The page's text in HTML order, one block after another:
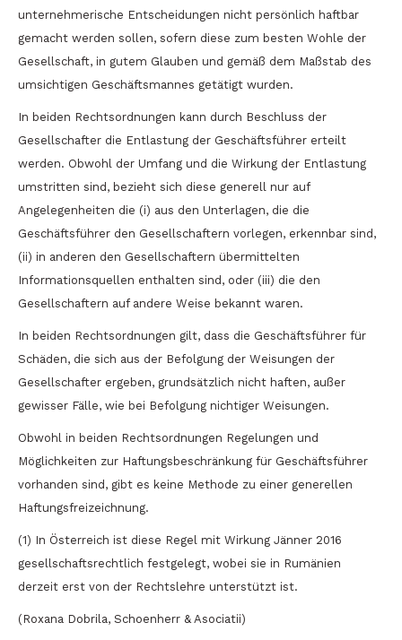
unternehmerische Entscheidungen nicht persönlich haftbar
gemacht werden sollen, sofern diese zum besten Wohle der
Gesellschaft, in gutem Glauben und gemäß dem Maßstab des
umsichtigen Geschäftsmannes getätigt wurden.
In beiden Rechtsordnungen kann durch Beschluss der
Gesellschafter die Entlastung der Geschäftsführer erteilt
werden. Obwohl der Umfang und die Wirkung der Entlastung
umstritten sind, bezieht sich diese generell nur auf
Angelegenheiten die (i) aus den Unterlagen, die die
Geschäftsführer den Gesellschaftern vorlegen, erkennbar sind,
(ii) in anderen den Gesellschaftern übermittelten
Informationsquellen enthalten sind, oder (iii) die den
Gesellschaftern auf andere Weise bekannt waren.
In beiden Rechtsordnungen gilt, dass die Geschäftsführer für
Schäden, die sich aus der Befolgung der Weisungen der
Gesellschafter ergeben, grundsätzlich nicht haften, außer
gewisser Fälle, wie bei Befolgung nichtiger Weisungen.
Obwohl in beiden Rechtsordnungen Regelungen und
Möglichkeiten zur Haftungsbeschränkung für Geschäftsführer
vorhanden sind, gibt es keine Methode zu einer generellen
Haftungsfreizeichnung.
(1) In Österreich ist diese Regel mit Wirkung Jänner 2016
gesellschaftsrechtlich festgelegt, wobei sie in Rumänien
derzeit erst von der Rechtslehre unterstützt ist.
(Roxana Dobrila, Schoenherr & Asociatii)